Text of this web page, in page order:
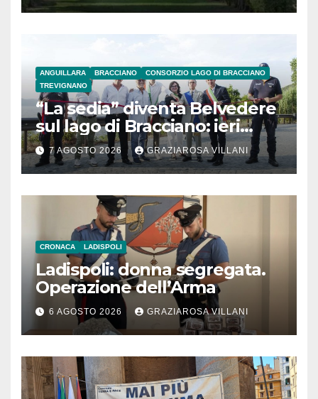
ANGUILLARA BRACCIANO
CONSORZIO LAGO DI BRACCIANO
TREVIGNANO
“La sedia” diventa Belvedere
sul lago di Bracciano: ieri
l’inaugurazione
7 AGOSTO 2026 GRAZIAROSA VILLANI
CRONACA LADISPOLI
Ladispoli: donna segregata.
Operazione dell’Arma
6 AGOSTO 2026 GRAZIAROSA VILLANI